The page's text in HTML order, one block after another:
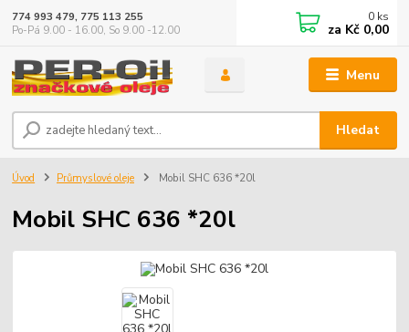
Menu
Hledat
774 993 479, 775 113 255
Po-Pá 9.00 - 16.00, So 9.00 -12.00
0 ks
za Kč 0,00
Úvod Průmyslové oleje Mobil SHC 636 *20l
Mobil SHC 636 *20l